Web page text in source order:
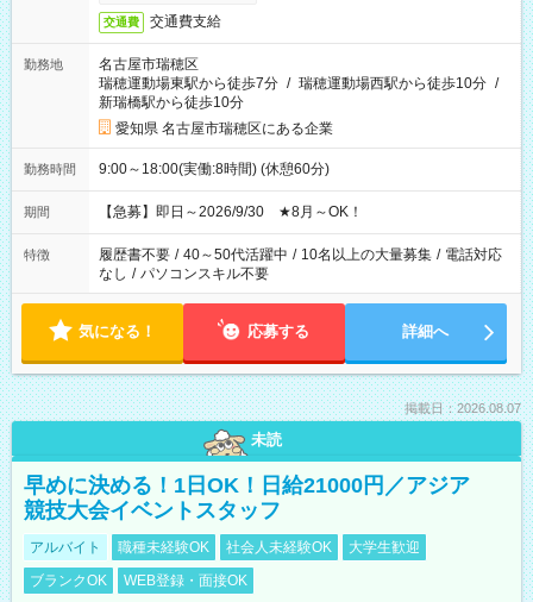
交通費 交通費支給
勤務地
名古屋市瑞穂区
瑞穂運動場東駅から徒歩7分 / 瑞穂運動場西駅から徒歩10分 /
新瑞橋駅から徒歩10分
愛知県 名古屋市瑞穂区にある企業
勤務時間 9:00～18:00(実働:8時間) (休憩60分)
期間 【急募】即日～2026/9/30 ★8月～OK！
特徴 履歴書不要 / 40～50代活躍中 / 10名以上の大量募集 / 電話対応
なし / パソコンスキル不要
気になる！ 応募する 詳細へ
掲載日：2026.08.07
未読
早めに決める！1日OK！日給21000円／アジア
競技大会イベントスタッフ
アルバイト 職種未経験OK 社会人未経験OK
大学生歓迎
ブランクOK
WEB登録・面接OK